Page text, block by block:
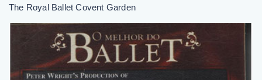
The Royal Ballet Covent Garden